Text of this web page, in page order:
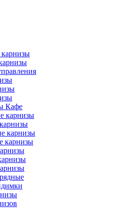
карнизы
Кафе
карнизы
карнизы
карнизы